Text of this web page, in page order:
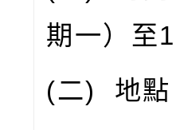
期一）至
(二) 地